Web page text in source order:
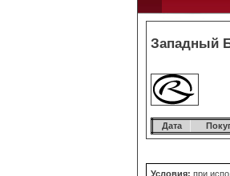
Западный
Дата
Условия: при